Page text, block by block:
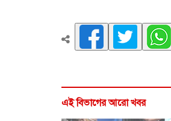
এই বিভাগের আরো খবর